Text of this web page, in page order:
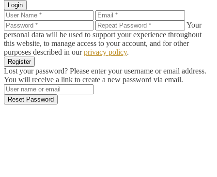
Login
Your
personal data will be used to support your experience throughout
this website, to manage access to your account, and for other
purposes described in ourprivacy policy.
Register
Lost your password? Please enter your username or email address.
You will receive a link to create a new password via email.
Reset Password